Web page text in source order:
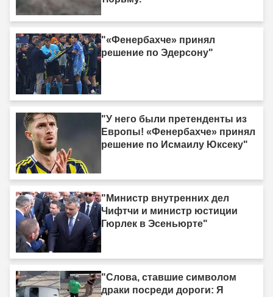
"«Фенербахче» принял
решение по Эдерсону"
"У него были претенденты из
Европы! «Фенербахче» принял
решение по Исмаилу Юксеку"
"Министр внутренних дел
Чифтчи и министр юстиции
Гюрлек в Эсеньюрте"
"Слова, ставшие символом
драки посреди дороги: Я